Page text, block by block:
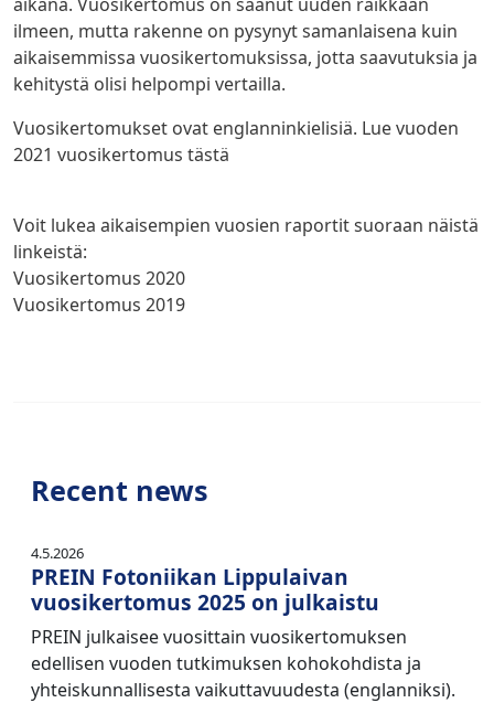
ilmeen, mutta rakenne on pysynyt samanlaisena kuin
aikaisemmissa vuosikertomuksissa, jotta saavutuksia ja
kehitystä olisi helpompi vertailla.
Vuosikertomukset ovat englanninkielisiä. Lue vuoden
2021 vuosikertomus tästä
Voit lukea aikaisempien vuosien raportit suoraan näistä
linkeistä:
Vuosikertomus 2020
Vuosikertomus 2019
Recent news
4.5.2026
PREIN Fotoniikan Lippulaivan
vuosikertomus 2025 on julkaistu
PREIN julkaisee vuosittain vuosikertomuksen
edellisen vuoden tutkimuksen kohokohdista ja
yhteiskunnallisesta vaikuttavuudesta (englanniksi).